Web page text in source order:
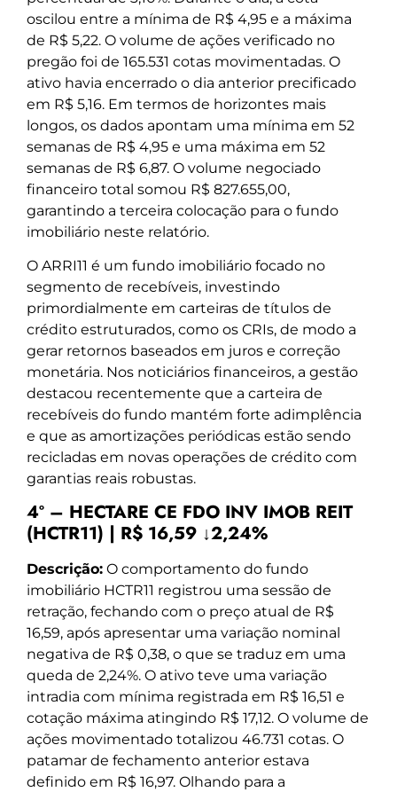
oscilou entre a mínima de R$ 4,95 e a máxima
de R$ 5,22. O volume de ações verificado no
pregão foi de 165.531 cotas movimentadas. O
ativo havia encerrado o dia anterior precificado
em R$ 5,16. Em termos de horizontes mais
longos, os dados apontam uma mínima em 52
semanas de R$ 4,95 e uma máxima em 52
semanas de R$ 6,87. O volume negociado
financeiro total somou R$ 827.655,00,
garantindo a terceira colocação para o fundo
imobiliário neste relatório.
O ARRI11 é um fundo imobiliário focado no
segmento de recebíveis, investindo
primordialmente em carteiras de títulos de
crédito estruturados, como os CRIs, de modo a
gerar retornos baseados em juros e correção
monetária. Nos noticiários financeiros, a gestão
destacou recentemente que a carteira de
recebíveis do fundo mantém forte adimplência
e que as amortizações periódicas estão sendo
recicladas em novas operações de crédito com
garantias reais robustas.
4º – HECTARE CE FDO INV IMOB REIT
(HCTR11) | R$ 16,59 ↓2,24%
Descrição: O comportamento do fundo
imobiliário HCTR11 registrou uma sessão de
retração, fechando com o preço atual de R$
16,59, após apresentar uma variação nominal
negativa de R$ 0,38, o que se traduz em uma
queda de 2,24%. O ativo teve uma variação
intradia com mínima registrada em R$ 16,51 e
cotação máxima atingindo R$ 17,12. O volume de
ações movimentado totalizou 46.731 cotas. O
patamar de fechamento anterior estava
definido em R$ 16,97. Olhando para a